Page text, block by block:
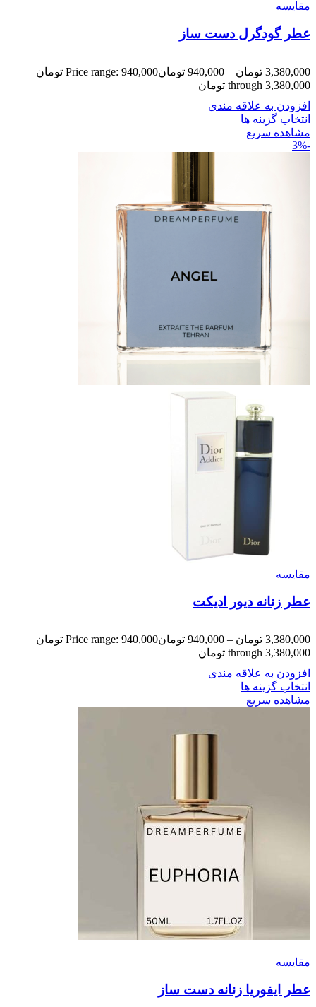
مقایسه
عطر گودگرل دست ساز
3,380,000 تومان –
940,000 تومان
Price range: 940,000 تومان
through 3,380,000 تومان
افزودن به علاقه مندی
انتخاب گزینه ها
مشاهده سریع
-3%
مقایسه
عطر زنانه دیور ادیکت
3,380,000 تومان –
940,000 تومان
Price range: 940,000 تومان
through 3,380,000 تومان
افزودن به علاقه مندی
انتخاب گزینه ها
مشاهده سریع
مقایسه
عطر ایفوریا زنانه دست ساز